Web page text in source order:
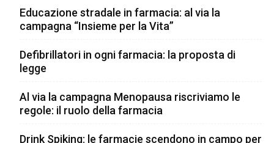
Educazione stradale in farmacia: al via la
campagna “Insieme per la Vita”
Defibrillatori in ogni farmacia: la proposta di
legge
Al via la campagna Menopausa riscriviamo le
regole: il ruolo della farmacia
Drink Spiking: le farmacie scendono in campo per